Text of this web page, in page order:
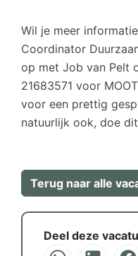
Wil je meer
Coordinator
op met Job van Pelt
21683571 voor
voor een prettig
natuurlijk ook, doe
Terug naar alle
Deel deze